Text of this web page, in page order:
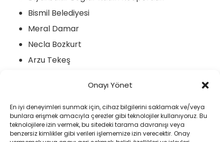
Onayı Yönet
En iyi deneyimleri sunmak için, cihaz bilgilerini saklamak ve/veya
bunlara erişmek amacıyla çerezler gibi teknolojiler kullanıyoruz. Bu
teknolojilere izin vermek, bu sitedeki tarama davranışı veya
benzersiz kimlikler gibi verileri işlememize izin verecektir. Onay
Bismil Belediyesi
Meral Damar
Necla Bozkurt
Arzu Tekeş
Nevin İl